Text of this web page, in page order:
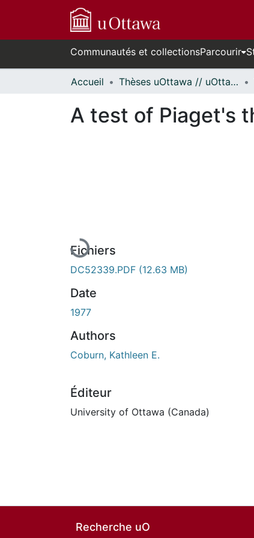
Communautés et collectionsParcourir
Accueil Thèses uOttawa // uOttawa Theses
A test of Piaget's
En cours de chargement...
Fichiers
DC52339.PDF (12.63 MB)
Date
1977
Authors
Coburn, Kathleen E.
Éditeur
University of Ottawa (Canada)
Recherche uO